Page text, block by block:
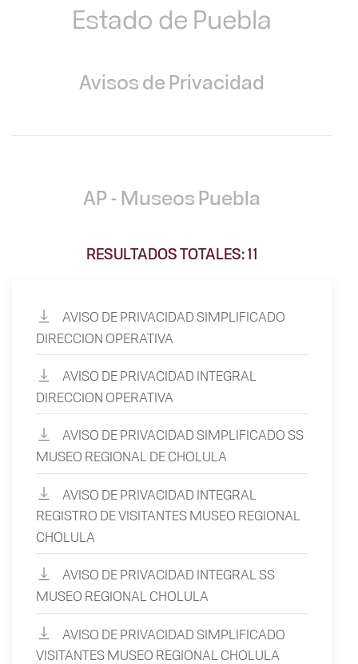
Estado de Puebla
Avisos de Privacidad
AP - Museos Puebla
RESULTADOS TOTALES: 11
AVISO DE PRIVACIDAD SIMPLIFICADO
DIRECCION OPERATIVA
AVISO DE PRIVACIDAD INTEGRAL
DIRECCION OPERATIVA
AVISO DE PRIVACIDAD SIMPLIFICADO SS
MUSEO REGIONAL DE CHOLULA
AVISO DE PRIVACIDAD INTEGRAL
REGISTRO DE VISITANTES MUSEO REGIONAL
CHOLULA
AVISO DE PRIVACIDAD INTEGRAL SS
MUSEO REGIONAL CHOLULA
AVISO DE PRIVACIDAD SIMPLIFICADO
VISITANTES MUSEO REGIONAL CHOLULA